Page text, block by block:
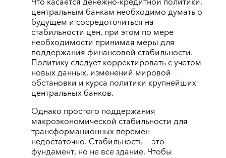
центральным банкам необходимо думать о
будущем и сосредоточиться на
стабильности цен, при этом по мере
необходимости принимая меры для
поддержания финансовой стабильности.
Политику следует корректировать с учетом
новых данных, изменений мировой
обстановки и курса политики крупнейших
центральных банков.
Однако простого поддержания
макроэкономической стабильности для
трансформационных перемен
недостаточно. Стабильность — это
фундамент, но не все здание. Чтобы